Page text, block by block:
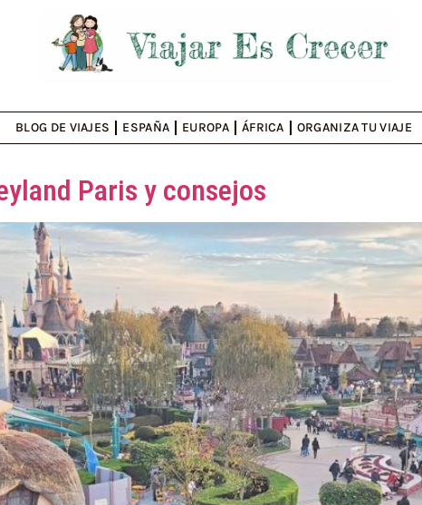
BLOG DE VIAJES ESPAÑA EUROPA ÁFRICA ORGANIZA TU VIAJE
Paris y consejos